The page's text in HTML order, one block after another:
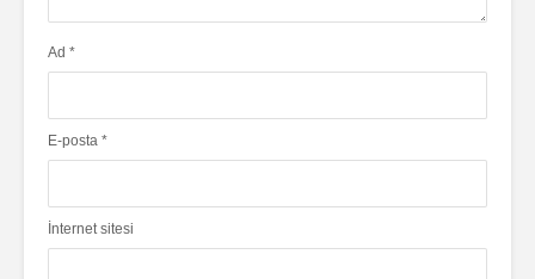
Ad *
E-posta *
İnternet sitesi